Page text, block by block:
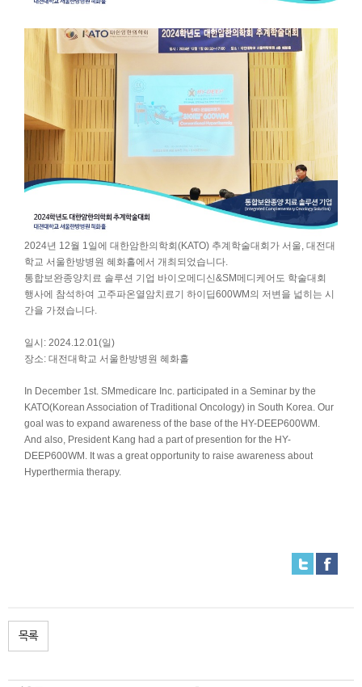
2024년 12월 1일에 대한암한의학회(KATO) 추계학술대회가 서울, 대전대
학교 서울한방병원 혜화홀에서 개최되었습니다.
통합보완종양치료 솔루션 기업 바이오메디신&SM메디케어도 학술대회
행사에 참석하여 고주파온열암치료기 하이딥600WM의 저변을 넓히는 시
간을 가졌습니다.
일시: 2024.12.01(일)
장소: 대전대학교 서울한방병원 혜화홀
In December 1st. SMmedicare Inc. participated in a Seminar by the
KATO(Korean Association of Traditional Oncology) in South Korea. Our
goal was to expand awareness of the base of the HY-DEEP600WM.
And also, President Kang had a part of presention for the HY-
DEEP600WM. It was a great opportunity to raise awareness about
Hyperthermia therapy.
목록